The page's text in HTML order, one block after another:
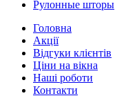
Рулонные шторы
Головна
Акції
Відгуки клієнтів
Ціни на вікна
Наші роботи
Контакти